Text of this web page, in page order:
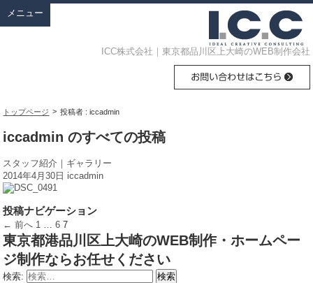
メニュー
ICC株式会社｜東京都品川区上大崎のWEB制作会社
トップページ > 投稿者 : iccadmin
iccadmin のすべての投稿
スタッフ紹介｜ギャラリー
2014年4月30日 iccadmin
投稿ナビゲーション
← 前へ 1 … 6 7
東京都港品川区上大崎のWEB制作・ホームペー
ジ制作ならお任せください
検索: